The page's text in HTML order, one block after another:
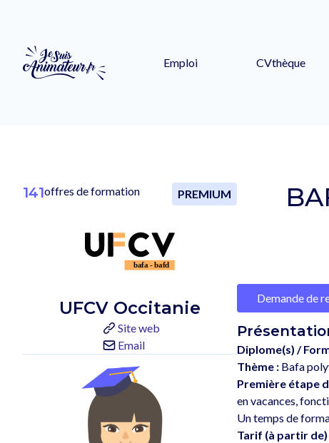
Emploi CVthèque
141offres de formation PREMIUM
UFCV Occitanie
Site web
Email
Demande de
Diplome(s) /
Thème : Bafa
Première étape
en vacances,
Tarif (à partir de)